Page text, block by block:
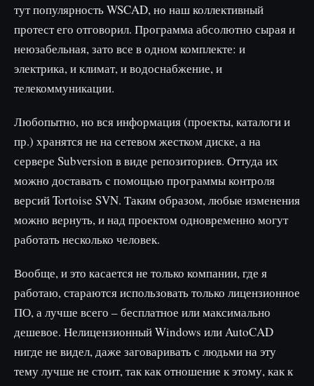
тут популярность WSCAD, но наш коллективный
протест его отговорил. Программа абсолютно сырая и
неюзабельная, зато все в одном комплекте: и
электрика, и климат, и водоснабжение, и
телекоммуникации.
Любопытно, но вся информация (проекты, каталоги и
пр.) хранятся не на сетевом жестком диске, а на
сервере Subversion в виде репозиториев. Оттуда их
можно доставать с помощью программы контроля
версий Tortoise SVN. Таким образом, любые изменения
можно вернуть, и над проектом одновременно могут
работать несколько человек.
Вообще, и это касается не только компании, где я
работаю, стараются использовать только лицензионное
ПО, а лучше всего – бесплатное или максимально
дешевое. Нелицензионный Windows или AutoCAD
нигде не видел, даже заговаривать с людьми на эту
тему лучше не стоит, так как отношение к этому, как к